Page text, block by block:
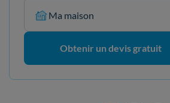
Ma maison
Obtenir un devis gratuit